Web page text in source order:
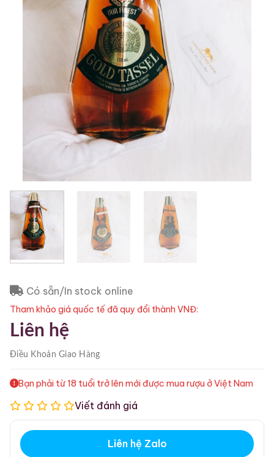
Có sẵn/In stock online
Tham khảo giá quốc tế đã quy đổi thành VNĐ:
Liên hệ
Điều KhoảnGiao Hàng
Bạn phải từ 18 tuổi trở lên mới được mua rượu ở Việt Nam
Viết đánh giá
Liên hệ Zalo